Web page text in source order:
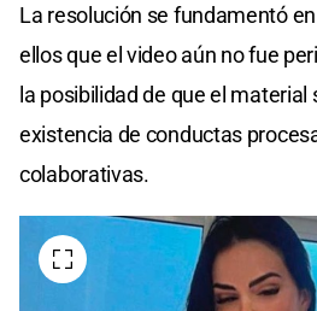
La resolución se fundamentó
ellos que el video aún no fue
la posibilidad de que el material
existencia de conductas
colaborativas.